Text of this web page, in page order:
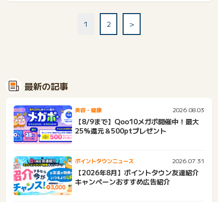
1 2 >
最新の記事
美容・健康 2026.08.03
【8/9まで】Qoo10メガポ開催中！最大
25%還元＆500ptプレゼント
ポイントタウンニュース 2026.07.31
【2026年8月】ポイントタウン友達紹介
キャンペーンおすすめ広告紹介